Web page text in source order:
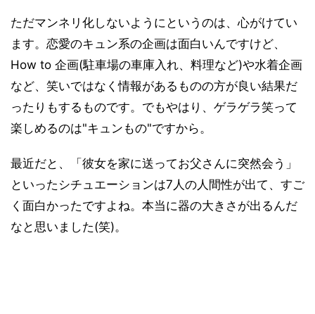
ただマンネリ化しないようにというのは、心がけてい
ます。恋愛のキュン系の企画は面白いんですけど、
How to 企画(駐車場の車庫入れ、料理など)や水着企画
など、笑いではなく情報があるものの方が良い結果だ
ったりもするものです。でもやはり、ゲラゲラ笑って
楽しめるのは"キュンもの"ですから。
最近だと、「彼女を家に送ってお父さんに突然会う」
といったシチュエーションは7人の人間性が出て、すご
く面白かったですよね。本当に器の大きさが出るんだ
なと思いました(笑)。